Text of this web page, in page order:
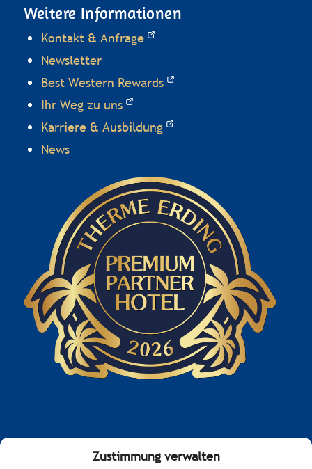
Zustimmung verwalten
Weitere Informationen
Kontakt & Anfrage
Newsletter
Best Western Rewards
Ihr Weg zu uns
Karriere & Ausbildung
News